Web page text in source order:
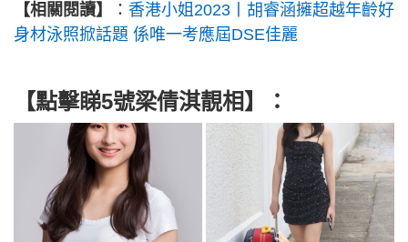
【相關閱讀】 ： 香港小姐2023丨胡睿涵擁超越年齡好
身材泳照掀話題 係唯一考應屆DSE佳麗
【點擊睇5號梁倩淇靚相】：